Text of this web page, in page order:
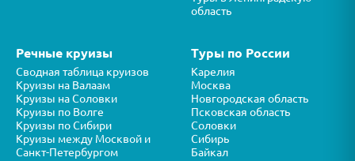
область
Речные круизы
Сводная таблица круизов
Круизы на Валаам
Круизы на Соловки
Круизы по Волге
Круизы по Сибири
Круизы между Москвой и
Санкт-Петербургом
Туры по России
Карелия
Москва
Новгородская область
Псковская область
Соловки
Сибирь
Байкал